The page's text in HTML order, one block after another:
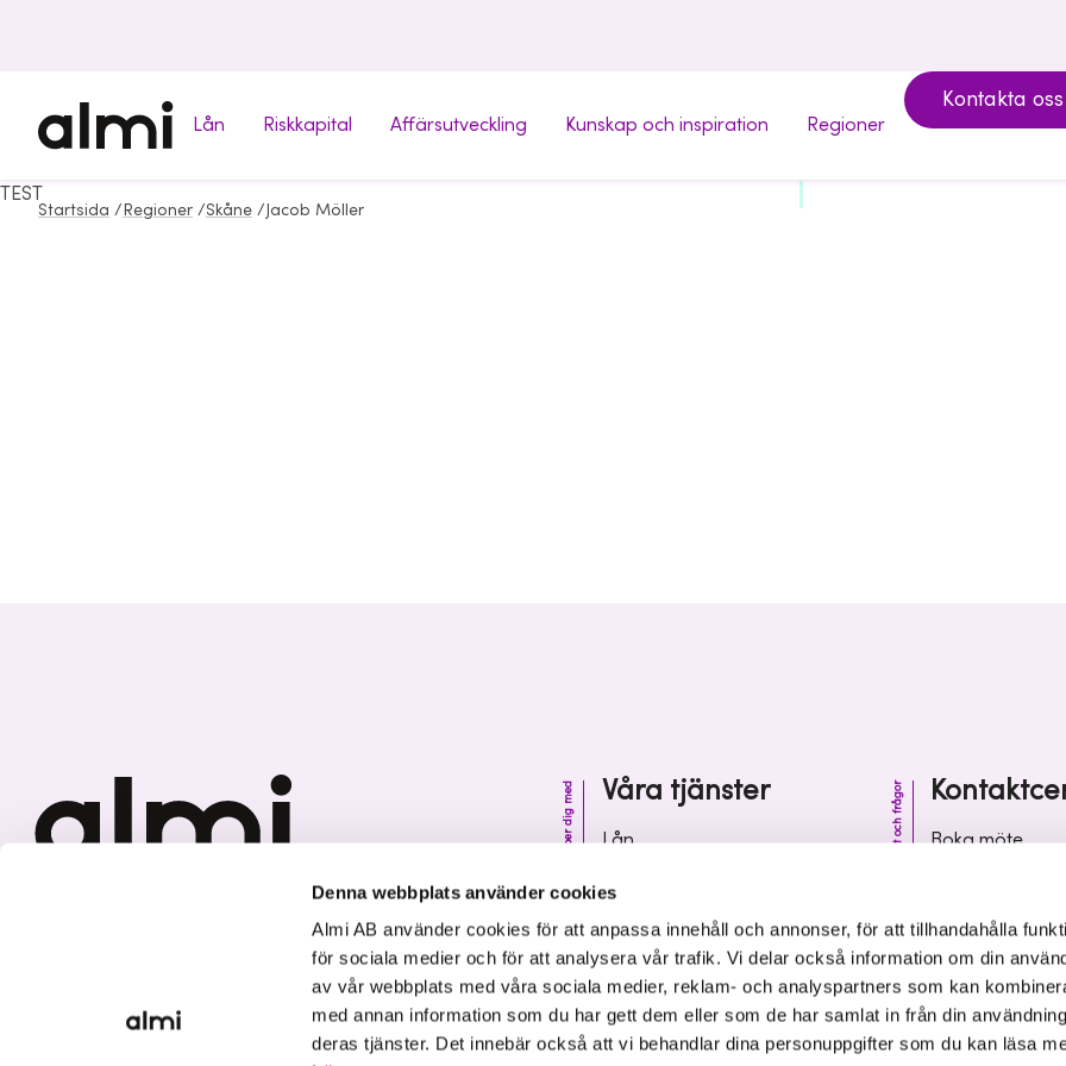
Denna webbplats använder cookies
Almi AB använder cookies för att anpassa innehåll och annonser, för att tillhandahålla
för sociala medier och för att analysera vår trafik. Vi delar också information om din
av vår webbplats med våra sociala medier, reklam- och analyspartners som kan
med annan information som du har gett dem eller som de har samlat in från din
deras tjänster. Det innebär också att vi behandlar dina personuppgifter som du kan läsa
Lån Riskkapital Affärsutveckling Kunskap och inspiration Regioner
Kontakta oss
Startsida / Regioner /Skåne / Jacob Möller
TEST
Våra tjänster
Vi hjälper dig med
Lån
Affärsutveckling
Kunskap och inspiration
Kontakt och frågor
Boka möte
Vanliga frågor